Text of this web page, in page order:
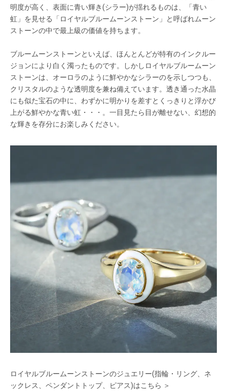
明度が高く、表面に青い輝き(シラー)が揺れるものは、「青い
虹」を見せる「ロイヤルブルームーンストーン」と呼ばれムーン
ストーンの中で最上級の価値を持ちます。
ブルームーンストーンといえば、ほんとんどが特有のインクルー
ジョンにより白く濁ったものです。しかしロイヤルブルームーン
ストーンは、オーロラのように鮮やかなシラーのを示しつつも、
クリスタルのような透明度を兼ね備えています。透き通った水晶
にも似た宝石の中に、わずかに明かりを差すとくっきりと浮かび
上がる鮮やかな青い虹・・・。一目見たら目が離せない、幻想的
な輝きを存分にお楽しみください。
ロイヤルブルームーンストーンのジュエリー(指輪・リング、ネ
ックレス、ペンダントトップ、ピアス)はこちら ＞